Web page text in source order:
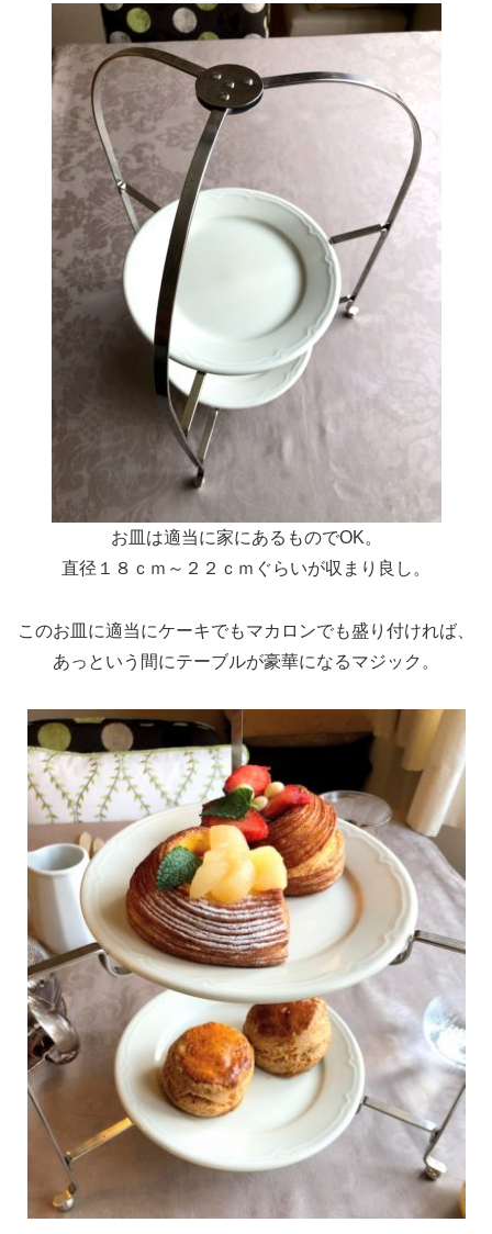
お皿は適当に家にあるものでOK。
直径１８ｃｍ～２２ｃｍぐらいが収まり良し。
このお皿に適当にケーキでもマカロンでも盛り付ければ、
あっという間にテーブルが豪華になるマジック。